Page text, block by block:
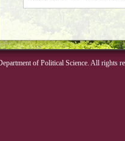
of Political Science. All rights